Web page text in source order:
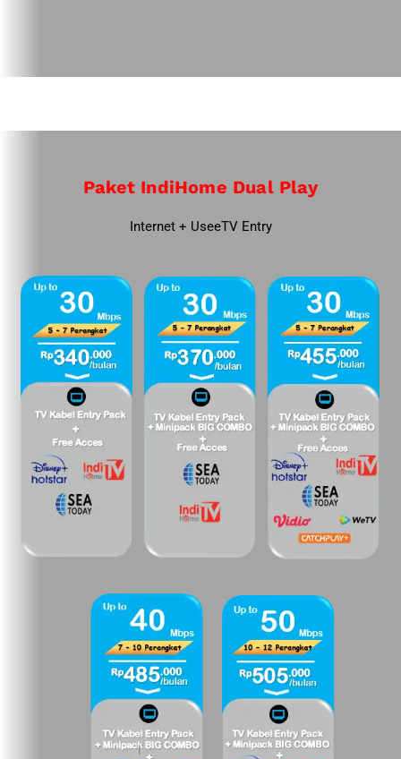
Paket IndiHome Dual Play
Internet + UseeTV Entry